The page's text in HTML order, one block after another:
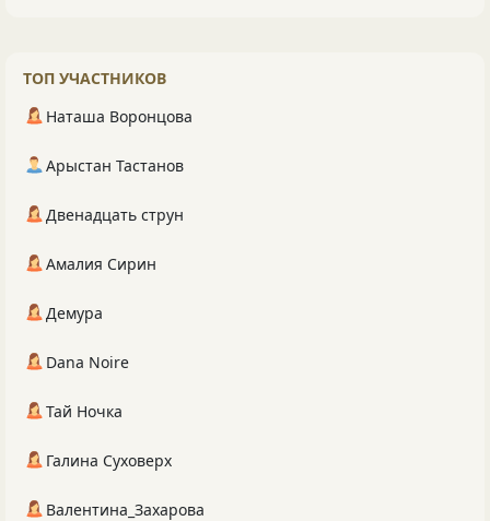
ТОП УЧАСТНИКОВ
Наташа Воронцова
Арыстан Тастанов
Двенадцать струн
Амалия Сирин
Демура
Dana Noire
Тай Ночка
Галина Суховерх
Валентина_Захарова